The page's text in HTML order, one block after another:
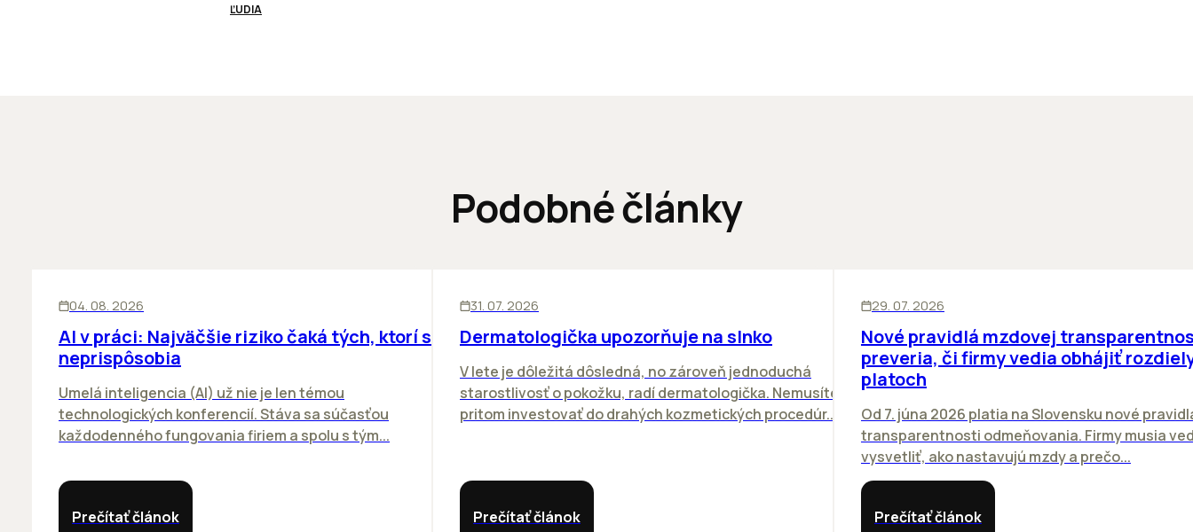
ĽUDIA
Podobné články
04. 08. 2026
AI v práci: Najväčšie riziko čaká tých, ktorí sa
neprispôsobia
Umelá inteligencia (AI) už nie je len témou
technologických konferencií. Stáva sa súčasťou
každodenného fungovania firiem a spolu s tým...
Prečítať článok
31. 07. 2026
Dermatologička upozorňuje na slnko
V lete je dôležitá dôsledná, no zároveň jednoduchá
starostlivosť o pokožku, radí dermatologička. Nemusíte
pritom investovať do drahých kozmetických procedúr...
Prečítať článok
29. 07. 2026
Nové pravidlá mzdovej
preveria, či firmy vedia obhájiť
platoch
Od 7. júna 2026 platia na Slovensku nové
transparentnosti odmeňovania. Firmy musia
vysvetliť, ako nastavujú mzdy a prečo...
Prečítať článok